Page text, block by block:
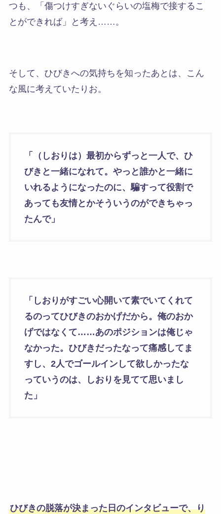
つも、
「傷つけすぎないぐらいの塩梅で接するこ
とができれば」
と考え……。
そして、ひびきへの気持ちを知ったあとは、こん
な風に考えていたりお。
「（しおりは）最初からずっと一人で、ひ
びきと一緒になれて。やっと誰かと一緒に
いれるようになったのに、騙すって役割で
あっても友情とかそういうのができちゃっ
たんで」
「しおりがすごい心開いて素でいてくれて
るのってひびきのおかげだから。俺のおか
げではなくて……あのポジションは俺じゃ
なかった。ひびきだったなって痛感してま
すし、2人でゴールインして欲しかったな
っていうのは、しおりを見てて思いまし
た」
ひびきの脱落が決まった日のインタビューで、り